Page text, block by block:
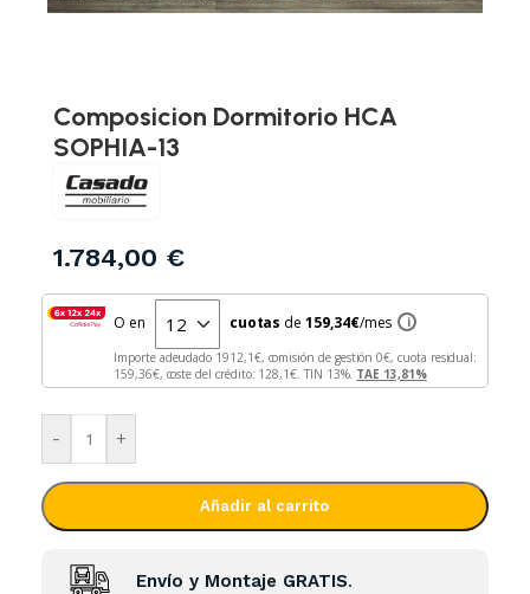
Composicion Dormitorio HCA
SOPHIA-13
1.784,00 €
O en cuotas de159,34€/mes i
Importe adeudado 1912,1 €, comisión de gestión0
€, cuota residual:
159,36
€, coste del crédito: 128,1€. TIN 13%. TAE 13,81%
- +
Añadir al carrito
Envío y Montaje GRATIS.